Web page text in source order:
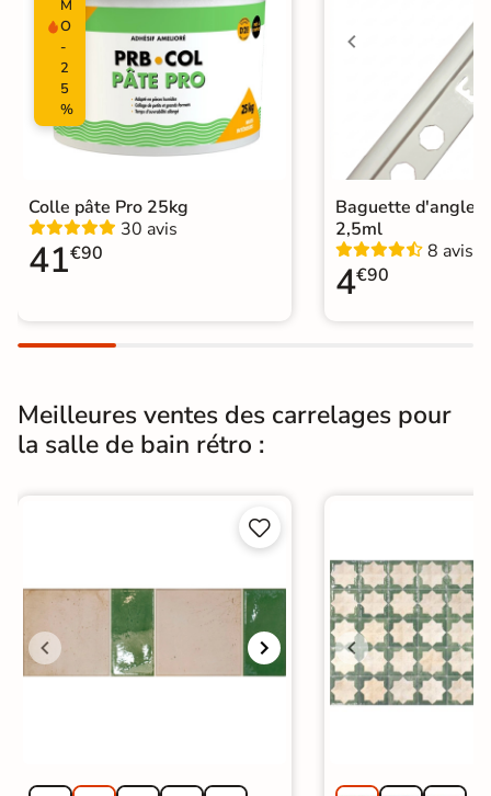
Support
Placo, tout type de support mural
Normes Certification CE
Origine Espagne
Catégories
Carrelage salle de bain vintage
Carrelage salle de bain effet marbre
Carrelage sol cuisine|
M
O
-
2
5
%
Colle pâte Pro 25kg
30 avis
41€90
Baguette d'angle
2,5ml
8 avis
4€90
Meilleures ventes des carrelages pour
la salle de bain rétro :

